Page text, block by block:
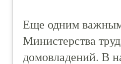
Еще одним важным
Министерства
домовладений. В